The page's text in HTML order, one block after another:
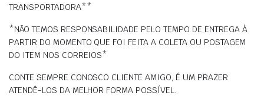
TRANSPORTADORA**
*NÃO TEMOS RESPONSABILIDADE PELO TEMPO DE ENTREGA À
PARTIR DO MOMENTO QUE FOI FEITA A COLETA OU POSTAGEM
DO ITEM NOS CORREIOS*
CONTE SEMPRE CONOSCO CLIENTE AMIGO, É UM PRAZER
ATENDÊ-LOS DA MELHOR FORMA POSSÍVEL.